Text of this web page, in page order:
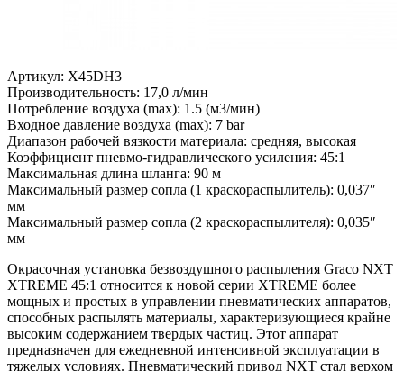
Артикул: X45DH3
Производительность: 17,0 л/мин
Потребление воздуха (max): 1.5 (м3/мин)
Входное давление воздуха (max): 7 bar
Диапазон рабочей вязкости материала: средняя, высокая
Коэффициент пневмо-гидравлического усиления: 45:1
Максимальная длина шланга: 90 м
Максимальный размер сопла (1 краскораспылитель): 0,037″
мм
Максимальный размер сопла (2 краскораспылителя): 0,035″
мм
Окрасочная установка безвоздушного распыления Graco NXT
XTREME 45:1 относится к новой серии XTREME более
мощных и простых в управлении пневматических аппаратов,
способных распылять материалы, характеризующиеся крайне
высоким содержанием твердых частиц. Этот аппарат
предназначен для ежедневной интенсивной эксплуатации в
тяжелых условиях. Пневматический привод NXT стал верхом